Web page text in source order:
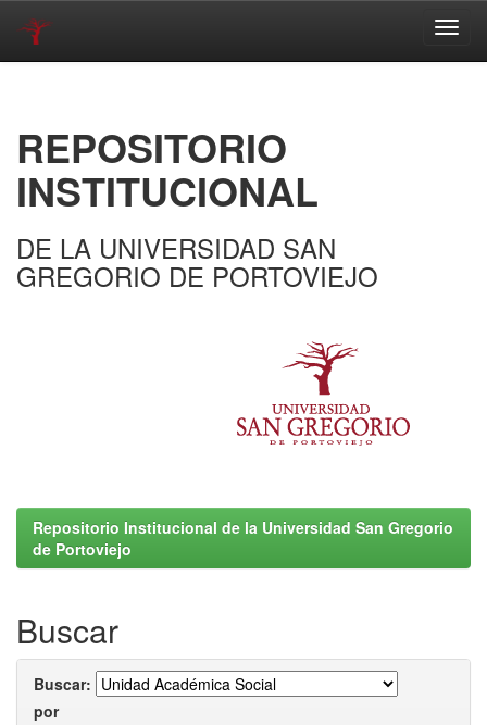
REPOSITORIO
INSTITUCIONAL
DE LA UNIVERSIDAD SAN
GREGORIO DE PORTOVIEJO
Repositorio Institucional de la Universidad San Gregorio
de Portoviejo
Buscar
Buscar:
por